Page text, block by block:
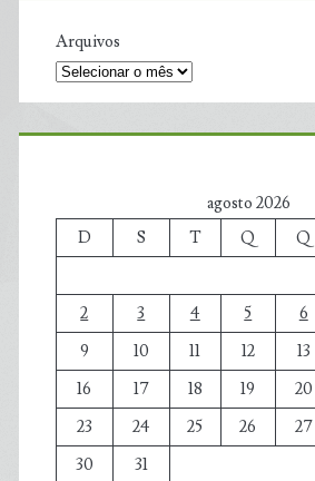
Arquivos
agosto 2026
D
S T Q Q
2
3 4 5 6
9
10 11 12 13
16
17 18 19 20
23
24 25 26 27
30
31